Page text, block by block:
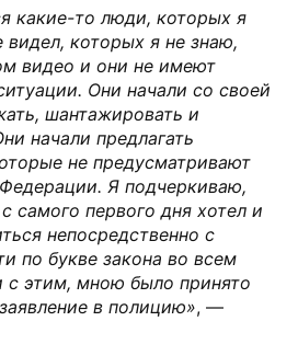
какие-то люди, которых я
видел, которых я не знаю,
видео и они не имеют
Они начали со своей
шантажировать и
начали предлагать
не предусматривают
Я подчеркиваю,
самого первого дня хотел и
непосредственно с
по букве закона во всем
с этим, мною было принято
в полицию», —